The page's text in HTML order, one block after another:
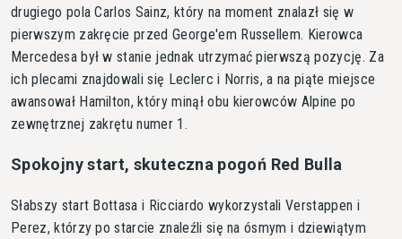
drugiego pola Carlos Sainz, który na moment znalazł się w
pierwszym zakręcie przed George'em Russellem. Kierowca
Mercedesa był w stanie jednak utrzymać pierwszą pozycję. Za
ich plecami znajdowali się Leclerc i Norris, a na piąte miejsce
awansował Hamilton, który minął obu kierowców Alpine po
zewnętrznej zakrętu numer 1.
Spokojny start, skuteczna pogoń Red Bulla
Słabszy start Bottasa i Ricciardo wykorzystali Verstappen i
Perez, którzy po starcie znaleźli się na ósmym i dziewiątym